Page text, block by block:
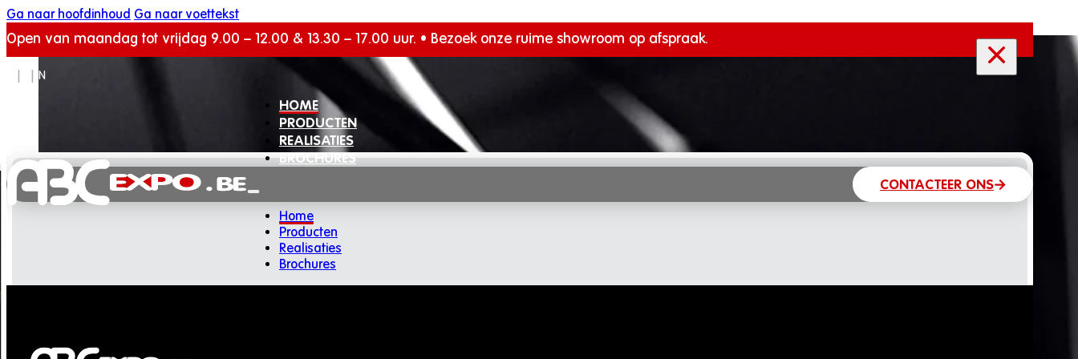
Ga naar hoofdinhoud Ga naar voettekst
Open van maandag tot vrijdag 9.00 – 12.00 & 13.30 – 17.00 uur. • Bezoek onze ruime showroom op afspraak.
EN
HOME
PRODUCTEN
REALISATIES
BROCHURES
Home
Producten
Realisaties
Brochures
CONTACTEER ONS